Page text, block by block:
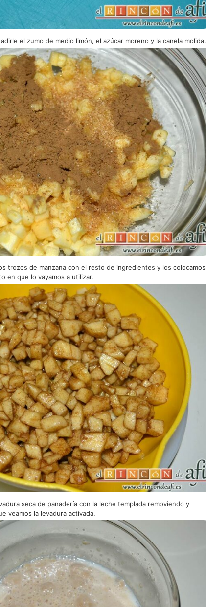
el zumo de medio limón, el azúcar moreno y la canela molida.
trozos de manzana con el resto de ingredientes y los colocamos
en que lo vayamos a utilizar.
seca de panadería con la leche templada removiendo y
veamos la levadura activada.